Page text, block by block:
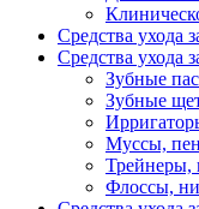
Средства ухода
Средства ухода
Зубные
Зубные
Муссы,
Трейнеры,
Флоссы,